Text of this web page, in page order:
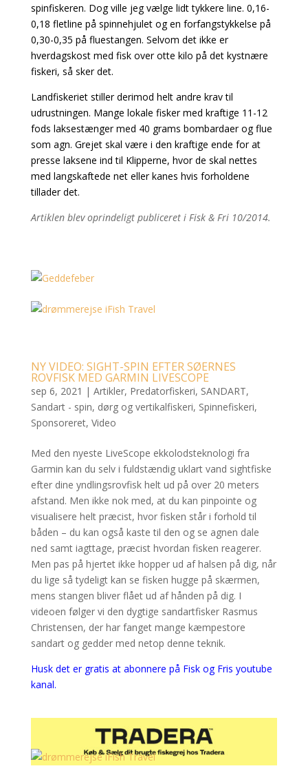
spinfiskeren. Dog ville jeg vælge lidt tykkere line. 0,16-
0,18 fletline på spinnehjulet og en forfangstykkelse på
0,30-0,35 på fluestangen. Selvom det ikke er
hverdagskost med fisk over otte kilo på det kystnære
fiskeri, så sker det.
Landfiskeriet stiller derimod helt andre krav til
udrustningen. Mange lokale fisker med kraftige 11-12
fods laksestænger med 40 grams bombardaer og flue
som agn. Grejet skal være i den kraftige ende for at
presse laksene ind til Klipperne, hvor de skal nettes
med langskaftede net eller kanes hvis forholdene
tillader det.
Artiklen blev oprindeligt publiceret i Fisk & Fri 10/2014.
NY VIDEO: SIGHT-SPIN EFTER SØERNES
ROVFISK MED GARMIN LIVESCOPE
sep 6, 2021 | Artikler, Predatorfiskeri, SANDART,
Sandart - spin, dørg og vertikalfiskeri, Spinnefiskeri,
Sponsoreret, Video
Med den nyeste LiveScope ekkolodsteknologi fra
Garmin kan du selv i fuldstændig uklart vand sightfiske
efter dine yndlingsrovfisk helt ud på over 20 meters
afstand. Men ikke nok med, at du kan pinpointe og
visualisere helt præcist, hvor fisken står i forhold til
båden – du kan også kaste til den og se agnen dale
ned samt iagttage, præcist hvordan fisken reagerer.
Men pas på hjertet ikke hopper ud af halsen på dig, når
du lige så tydeligt kan se fisken hugge på skærmen,
mens stangen bliver flået ud af hånden på dig. I
videoen følger vi den dygtige sandartfisker Rasmus
Christensen, der har fanget mange kæmpestore
sandart og gedder med netop denne teknik.
Husk det er gratis at abonnere på Fisk og Fris youtube
kanal.